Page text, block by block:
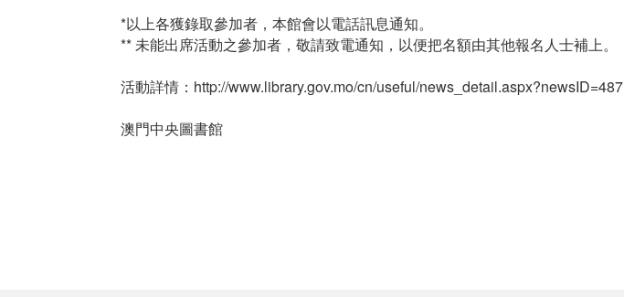
*以上各獲錄取參加者，本館會以電話訊息通知。
** 未能出席活動之參加者，敬請致電通知，以便把名額由其他報名人士補上。
活動詳情：http://www.library.gov.mo/cn/useful/news_detail.aspx?newsID=487
澳門中央圖書館